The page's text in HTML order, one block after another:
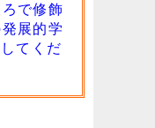
で修飾
展的学
てくだ